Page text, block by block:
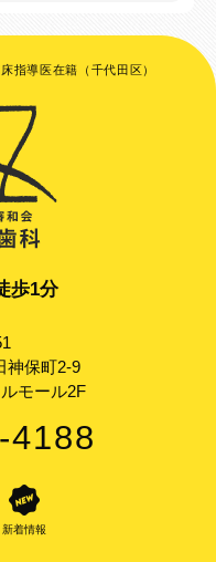
指導医在籍（千代田区）
歩1分
神保町2-9
モール2F
4188
新着情報